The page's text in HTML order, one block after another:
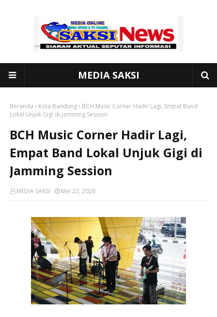
MEDIA SAKSI
Beranda Kota Bandung
BCH Music Corner Hadir Lagi, Empat Band
Lokal Unjuk Gigi di Jamming Session
BCH Music Corner Hadir Lagi,
Empat Band Lokal Unjuk Gigi di
Jamming Session
MEDIA SAKSI Mei 22, 2026